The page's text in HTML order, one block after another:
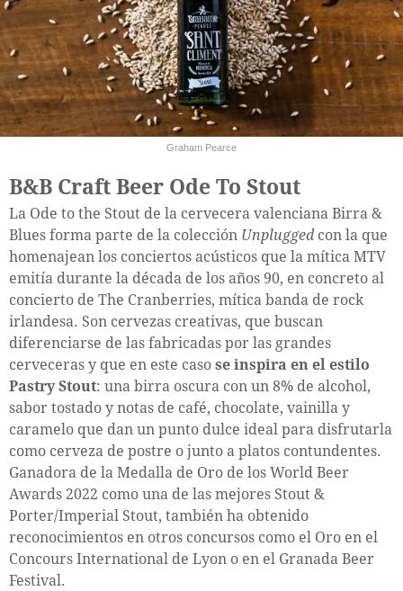
Graham Pearce
B&B Craft Beer Ode To Stout
La Ode to the Stout de la cervecera valenciana Birra &
Blues forma parte de la colección Unpluggedcon la que
homenajean los conciertos acústicos que la mítica MTV
emitía durante la década de los años 90, en concreto al
concierto de The Cranberries, mítica banda de rock
irlandesa. Son cervezas creativas, que buscan
diferenciarse de las fabricadas por las grandes
cerveceras y que en este caso se inspira en el estilo
Pastry Stout: una birra oscura con un 8% de alcohol,
sabor tostado y notas de café, chocolate, vainilla y
caramelo que dan un punto dulce ideal para disfrutarla
como cerveza de postre o junto a platos contundentes.
Ganadora de la Medalla de Oro de los World Beer
Awards 2022 como una de las mejores Stout &
Porter/Imperial Stout, también ha obtenido
reconocimientos en otros concursos como el Oro en el
Concours International de Lyon o en el Granada Beer
Festival.